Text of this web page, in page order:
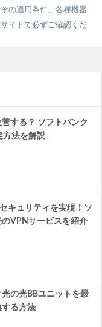
の適用条件、各種機器
イトで必ずご確認くだ
する？ ソフトバンク
方法を解説
キュリティを実現！ソ
のVPNサービスを紹介
光の光BBユニットを最
する方法